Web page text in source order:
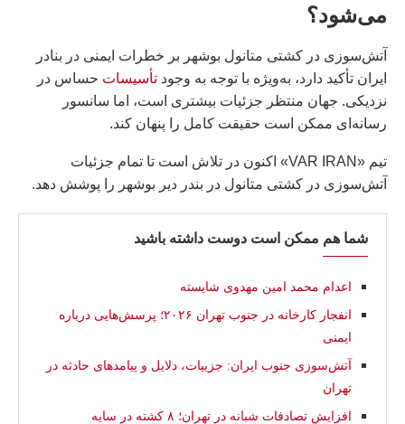
می‌شود؟
آتش‌سوزی در کشتی متانول بوشهر بر خطرات ایمنی در بنادر
ایران تأکید دارد، به‌ویژه با توجه به وجود تأسیسات حساس در
نزدیکی. جهان منتظر جزئیات بیشتری است، اما سانسور
رسانه‌ای ممکن است حقیقت کامل را پنهان کند.
تیم «VAR IRAN» اکنون در تلاش است تا تمام جزئیات
آتش‌سوزی در کشتی متانول در بندر دیر بوشهر را پوشش دهد.
شما هم ممکن است دوست داشته باشید
اعدام محمد امین مهدوی شایسته
انفجار کارخانه در جنوب تهران ۲۰۲۶؛ پرسش‌هایی درباره
ایمنی
آتش‌سوزی جنوب ایران: جزيیات، دلایل و پیامدهای حادثه در
تهران
افزایش تصادفات شبانه در تهران؛ ۸ کشته در سایه